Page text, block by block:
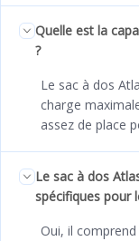
Quelle est la
?
Le sac à dos
charge
assez de place
Le sac à dos
spécifiques pour
Oui, il